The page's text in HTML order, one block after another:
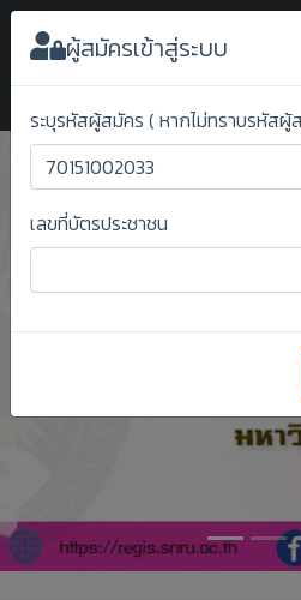
ระบบยืนยันสิทธิ์ออนไลน์
ผู้สมัครเข้าสู่ระบบ
ระบุรหัสผู้สมัคร ( หากไม่ทราบรหัสผู้
เลขที่บัตรประชาชน